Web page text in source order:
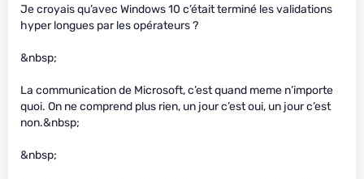
Je croyais qu’avec Windows 10 c’était terminé les validations
hyper longues par les opérateurs ?
&nbsp;
La communication de Microsoft, c’est quand meme n’importe
quoi. On ne comprend plus rien, un jour c’est oui, un jour c’est
non.&nbsp;
&nbsp;